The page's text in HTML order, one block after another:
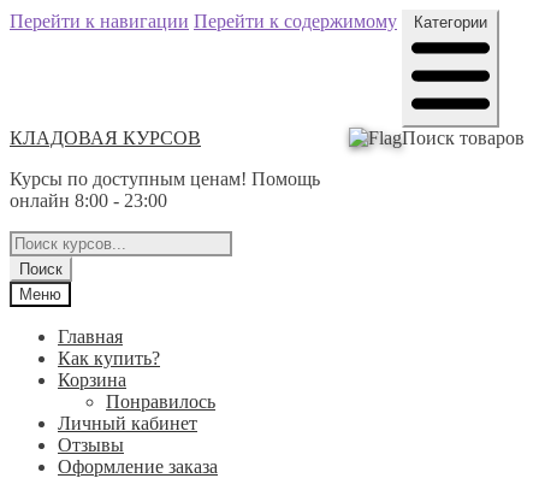
Перейти к навигации Перейти к содержимому
КЛАДОВАЯ КУРСОВ
Курсы по доступным ценам! Помощь
онлайн 8:00 - 23:00
Категории
Поиск товаров
Поиск
Меню
Главная
Как купить?
Корзина
Понравилось
Личный кабинет
Отзывы
Оформление заказа